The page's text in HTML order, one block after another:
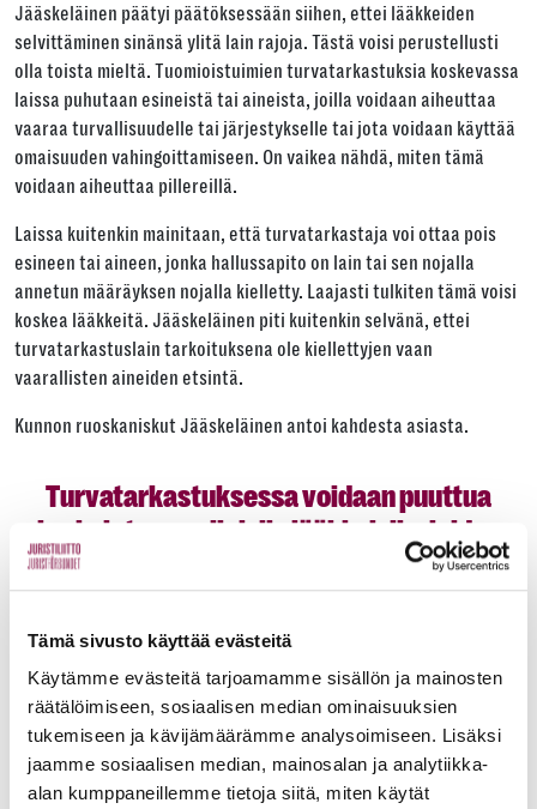
Tämä sivusto käyttää evästeitä
Käytämme evästeitä tarjoamamme sisällön ja mainosten
räätälöimiseen, sosiaalisen median ominaisuuksien
tukemiseen ja kävijämäärämme analysoimiseen. Lisäksi
jaamme sosiaalisen median, mainosalan ja analytiikka-
alan kumppaneillemme tietoja siitä, miten käytät
Jääskeläinen päätyi päätöksessään siihen, ettei lääkkeiden
selvittäminen sinänsä ylitä lain rajoja. Tästä voisi perustellusti
olla toista mieltä. Tuomioistuimien turvatarkastuksia koskevassa
laissa puhutaan esineistä tai aineista, joilla voidaan aiheuttaa
vaaraa turvallisuudelle tai järjestykselle tai jota voidaan käyttää
omaisuuden vahingoittamiseen. On vaikea nähdä, miten tämä
voidaan aiheuttaa pillereillä.
Laissa kuitenkin mainitaan, että turvatarkastaja voi ottaa pois
esineen tai aineen, jonka hallussapito on lain tai sen nojalla
annetun määräyksen nojalla kielletty. Laajasti tulkiten tämä voisi
koskea lääkkeitä. Jääskeläinen piti kuitenkin selvänä, ettei
turvatarkastuslain tarkoituksena ole kiellettyjen vaan
vaarallisten aineiden etsintä.
Kunnon ruoskaniskut Jääskeläinen antoi kahdesta asiasta.
Turvatarkastuksessa voidaan puuttua
korkeintaan sellaisiin lääkkeisiin, joiden
hallussapito ilman reseptiä on kielletty.
Ensinnäkin turvatarkastuksessa voidaan puuttua korkeintaan
kielletty. Tänä syksynä turvatarkastuksissa on kuitenkin otettu
ihmisiltä pois myös lääkkeitä, joiden hallussapito ei ole kiellettyä
edes ilman reseptiä. Näin on tehty, vaikka lääkkeet ovat olleet
omissa pakkauksissaan ja siten tunnistettavissa. Lääkealan